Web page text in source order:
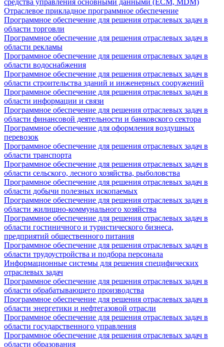
средства управления основными данными (ECM, MDM)
Отраслевое прикладное программное обеспечение
Программное обеспечение для решения отраслевых задач в
области торговли
Программное обеспечение для решения отраслевых задач в
области рекламы
Программное обеспечение для решения отраслевых задач в
области водоснабжения
Программное обеспечение для решения отраслевых задач в
области строительства зданий и инженерных сооружений
Программное обеспечение для решения отраслевых задач в
области информации и связи
Программное обеспечение для решения отраслевых задач в
области финансовой деятельности и банковского сектора
Программное обеспечение для оформления воздушных
перевозок
Программное обеспечение для решения отраслевых задач в
области транспорта
Программное обеспечение для решения отраслевых задач в
области сельского, лесного хозяйства, рыболовства
Программное обеспечение для решения отраслевых задач в
области добычи полезных ископаемых
Программное обеспечение для решения отраслевых задач в
области жилищно-коммунального хозяйства
Программное обеспечение для решения отраслевых задач в
области гостиничного и туристического бизнеса,
предприятий общественного питания
Программное обеспечение для решения отраслевых задач в
области трудоустройства и подбора персонала
Информационные системы для решения специфических
отраслевых задач
Программное обеспечение для решения отраслевых задач в
области обрабатывающего производства
Программное обеспечение для решения отраслевых задач в
области энергетики и нефтегазовой отрасли
Программное обеспечение для решения отраслевых задач в
области государственного управления
Программное обеспечение для решения отраслевых задач в
области образования